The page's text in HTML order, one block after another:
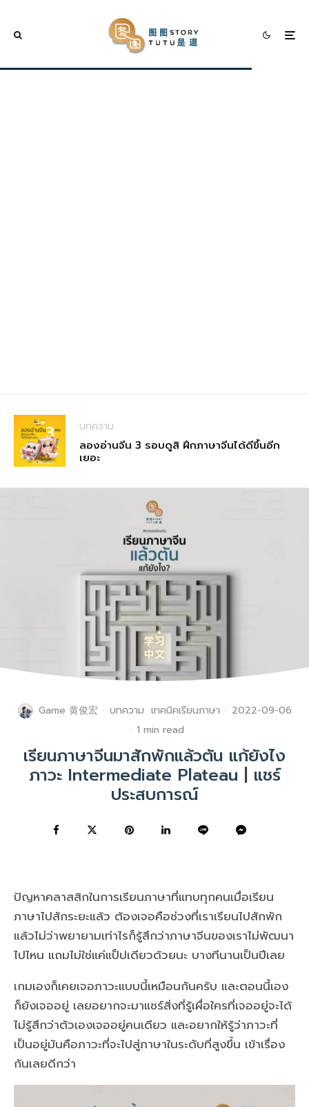
บทความ
ลองอ่านจีน 3 รอบดูสิ ฝึกภาษาจีนได้ดีขึ้นอีก
เยอะ
Game 黄俊宏 · บทความ เทคนิคเรียนภาษา · 2022-09-06
· 1 min read
เรียนภาษาจีนมาสักพักแล้วตัน แก้ยังไง
ภาวะ Intermediate Plateau | แชร์
ประสบการณ์
ปัญหาคลาสสิกในการเรียนภาษาที่แทบทุกคนเมื่อเรียน
ภาษาไปสักระยะแล้ว ต้องเจอคือช่วงที่เราเรียนไปสักพัก
แล้วไม่ว่าพยายามเท่าไรก็รู้สึกว่าภาษาจีนของเราไม่พัฒนา
ไปไหน แถมไม่ใช่แค่แป็ปเดียวด้วยนะ บางทีนานเป็นปีเลย
เกมเองก็เคยเจอภาวะแบบนี้เหมือนกันครับ และตอนนี้เอง
ก็ยังเจออยู่ เลยอยากจะมาแชร์สิ่งที่รู้เผื่อใครที่เจออยู่จะได้
ไม่รู้สึกว่าตัวเองเจออยู่คนเดียว และอยากให้รู้ว่าภาวะที่
เป็นอยู่มันคือภาวะที่จะไปสู่ภาษาในระดับที่สูงขึ้น เข้าเรื่อง
กันเลยดีกว่า